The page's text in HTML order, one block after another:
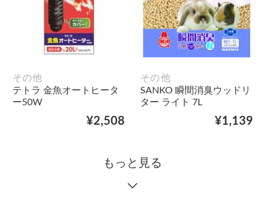
その他
テトラ 金魚オートヒータ
ー50W
¥2,508
その他
SANKO 瞬間消臭ウッドリ
ター ライト 7L
¥1,139
もっと見る